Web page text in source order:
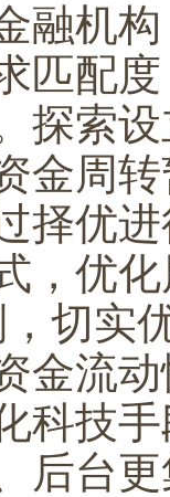
融机
匹配
探索
金周
择优
，优
，切实
金流
科技
后台